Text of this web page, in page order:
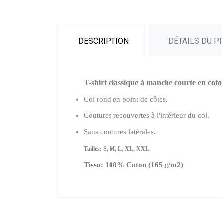
DESCRIPTION DÉTAILS DU
T-shirt classique à manche courte en
Col rond en point de côtes.
Coutures recouvertes à l'intérieur du col.
Sans coutures latérales.
Tailles: S, M, L, XL, XXL
Tissu: 100% Coton (165 g/m2)